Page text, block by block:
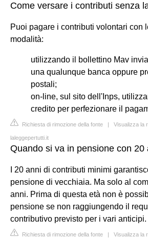
Come versare i contributi senza
Puoi pagare i contributi volontari con
modalità:
utilizzando il bollettino Mav
una qualunque banca oppure
postali;
on-line, sul sito dell'Inps,
credito per perfezionare il
Richiesta di rimozione della fonte | Visualizza la
laleggepertutti.it
Quando si va in pensione con 20
I 20 anni di contributi minimi
pensione di vecchiaia. Ma solo al
anni. Prima di questa età non è
pensione se non raggiungendo il
contributivo previsto per i vari anticipi.
Richiesta di rimozione della fonte | Visualizza la